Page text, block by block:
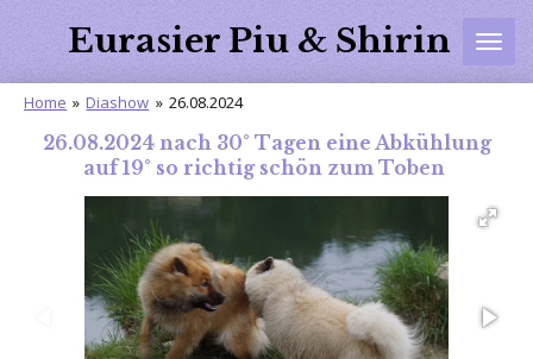
HauptinhaltEurasier Piu & Shirin
Home » Diashow » 26.08.2024
26.08.2024 nach 30° Tagen eine Abkühlung
auf 19° so richtig schön zum Toben